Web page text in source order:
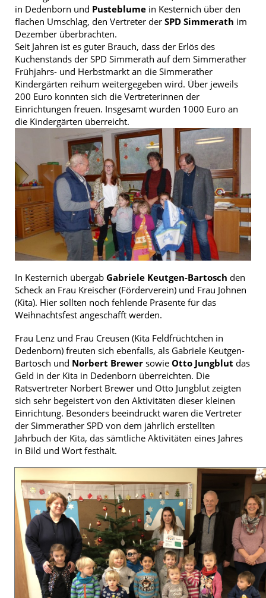
in Dedenborn und Pusteblume in Kesternich über den
flachen Umschlag, den Vertreter der SPD Simmerath im
Dezember überbrachten.
Seit Jahren ist es guter Brauch, dass der Erlös des
Kuchenstands der SPD Simmerath auf dem Simmerather
Frühjahrs- und Herbstmarkt an die Simmerather
Kindergärten reihum weitergegeben wird. Über jeweils
200 Euro konnten sich die Vertreterinnen der
Einrichtungen freuen. Insgesamt wurden 1000 Euro an
die Kindergärten überreicht.
In Kesternich übergab Gabriele Keutgen-Bartosch den
Scheck an Frau Kreischer (Förderverein) und Frau Johnen
(Kita). Hier sollten noch fehlende Präsente für das
Weihnachtsfest angeschafft werden.
Frau Lenz und Frau Creusen (Kita Feldfrüchtchen in
Dedenborn) freuten sich ebenfalls, als Gabriele Keutgen-
Bartosch und Norbert Brewer sowie Otto Jungblut das
Geld in der Kita in Dedenborn überreichten. Die
Ratsvertreter Norbert Brewer und Otto Jungblut zeigten
sich sehr begeistert von den Aktivitäten dieser kleinen
Einrichtung. Besonders beeindruckt waren die Vertreter
der Simmerather SPD von dem jährlich erstellten
Jahrbuch der Kita, das sämtliche Aktivitäten eines Jahres
in Bild und Wort festhält.